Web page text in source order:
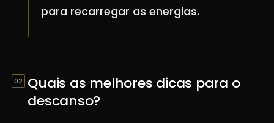
para recarregar as energias.
Quais as melhores dicas para o
descanso?